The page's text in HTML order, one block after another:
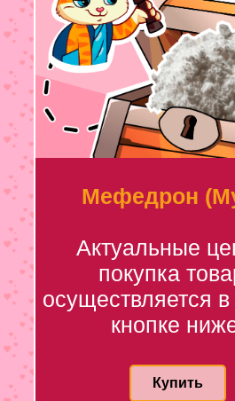
Мефедрон
Актуальные
покупка
осуществляется в
кнопке
Купить